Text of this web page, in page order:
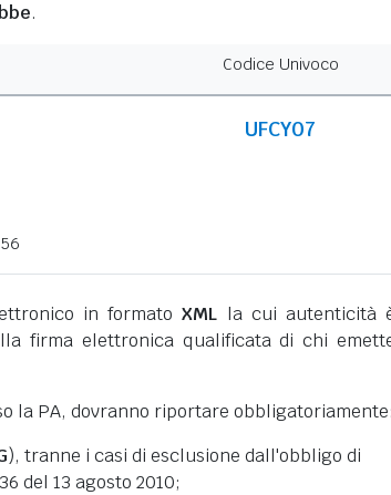
.
Codice Univoco
UFCY07
in formatoXML la cui autenticità
firma elettronica qualificata di chi
la PA, dovranno riportare obbligatoriamente:
), tranne i casi di esclusione dall'obbligo di
del 13 agosto 2010;